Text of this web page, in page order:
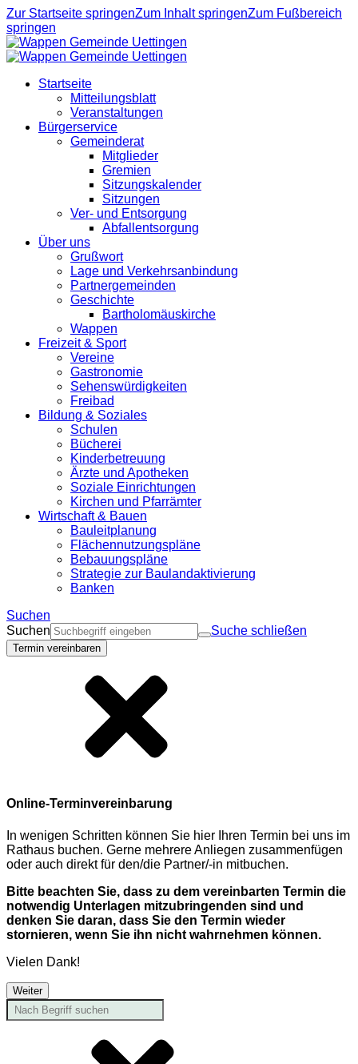
Zur Startseite springenZum Inhalt springenZum Fußbereich
springen
Startseite
Mitteilungsblatt
Veranstaltungen
Bürgerservice
Gemeinderat
Mitglieder
Gremien
Sitzungskalender
Sitzungen
Ver- und Entsorgung
Abfallentsorgung
Über uns
Grußwort
Lage und Verkehrsanbindung
Partnergemeinden
Geschichte
Bartholomäuskirche
Wappen
Freizeit & Sport
Vereine
Gastronomie
Sehenswürdigkeiten
Freibad
Bildung & Soziales
Schulen
Bücherei
Kinderbetreuung
Ärzte und Apotheken
Soziale Einrichtungen
Kirchen und Pfarrämter
Wirtschaft & Bauen
Bauleitplanung
Flächennutzungspläne
Bebauungspläne
Strategie zur Baulandaktivierung
Banken
Suchen
Suchen
Suche schließen
Termin vereinbaren
Online-Terminvereinbarung
In wenigen Schritten können Sie hier Ihren Termin bei uns im
Rathaus buchen. Gerne mehrere Anliegen zusammenfügen
oder auch direkt für den/die Partner/-in mitbuchen.
Bitte beachten Sie, dass zu dem vereinbarten Termin die
notwendig Unterlagen mitzubringenden sind und
denken Sie daran, dass Sie den Termin wieder
stornieren, wenn Sie ihn nicht wahrnehmen können.
Vielen Dank!
Weiter